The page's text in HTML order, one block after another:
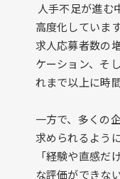
人手不足が進む
高度化しています
求人応募者数の
ケーション、そ
れまで以上に時
一方で、多くの
求められるよう
「経験や直感
な評価ができな